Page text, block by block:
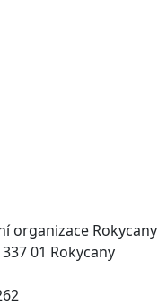
organizace Rokycany
01 Rokycany